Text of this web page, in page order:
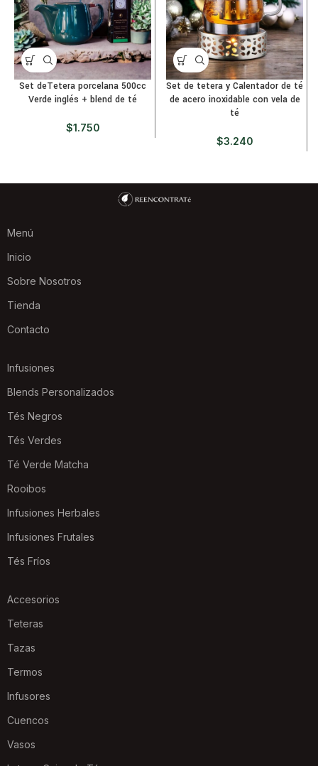
Set deTetera porcelana 500cc
Verde inglés + blend de té
$1.750
Set de tetera y Calentador de té
de acero inoxidable con vela de
té
$3.240
Menú
Inicio
Sobre Nosotros
Tienda
Contacto
Infusiones
Blends Personalizados
Tés Negros
Tés Verdes
Té Verde Matcha
Rooibos
Infusiones Herbales
Infusiones Frutales
Tés Fríos
Accesorios
Teteras
Tazas
Termos
Infusores
Cuencos
Vasos